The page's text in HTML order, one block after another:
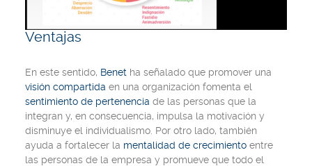
Ventajas
En este sentido, Benet ha señalado que promover una
visión compartida en una organización fomenta el
sentimiento de pertenencia de las personas que la
integran y, en consecuencia, impulsa la motivación y
disminuye el individualismo. Por otro lado, también
ayuda a fortalecer la mentalidad de crecimiento entre
las personas de la empresa y promueve que todo el